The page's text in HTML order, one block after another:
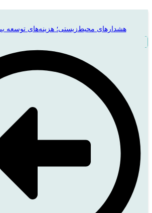
هشدارهای محیط‌زیستی؛ هزینه‌های توسعه